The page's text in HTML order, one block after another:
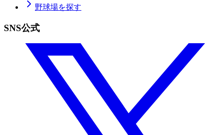
野球場を探す
SNS公式